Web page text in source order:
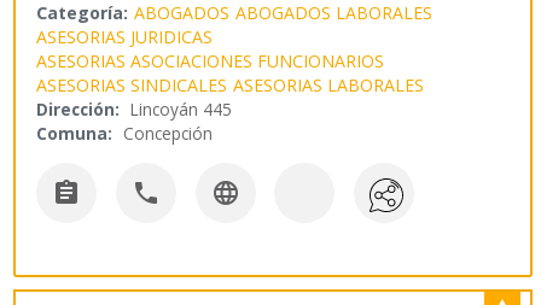
Categoría: ABOGADOS ABOGADOS LABORALES
ASESORIAS JURIDICAS
ASESORIAS ASOCIACIONES FUNCIONARIOS
ASESORIAS SINDICALES ASESORIAS LABORALES
Dirección: Lincoyán 445
Comuna: Concepción
  